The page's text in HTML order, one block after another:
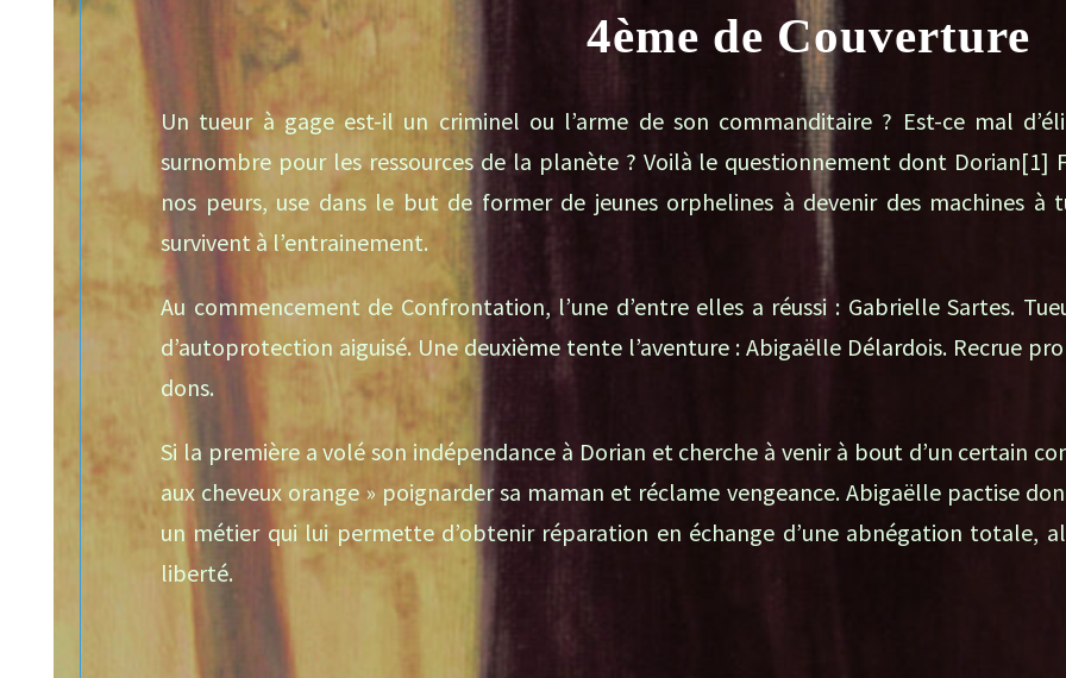
4ème de Couverture
Un tueur à gage est-il un criminel ou l’arme de son commanditaire ? Est-ce mal
surnombre pour les ressources de la planète ? Voilà le questionnement dont
nos peurs, use dans le but de former de jeunes orphelines à devenir des machines à
survivent à l’entrainement.
Au commencement de Confrontation, l’une d’entre elles a réussi : Gabrielle Sartes.
d’autoprotection aiguisé. Une deuxième tente l’aventure : Abigaëlle Délardois. Recrue
dons.
Si la première a volé son indépendance à Dorian et cherche à venir à bout d’un certain
aux cheveux orange » poignarder sa maman et réclame vengeance. Abigaëlle pactise
un métier qui lui permette d’obtenir réparation en échange d’une abnégation totale,
liberté.